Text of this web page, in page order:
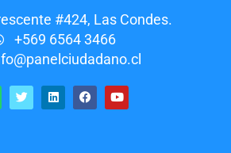
#424, Las Condes.
+569 6564 3466